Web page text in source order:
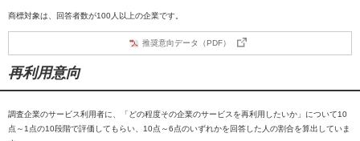
商標対象は、回答者数が100人以上の企業です。
推奨意向データ（PDF）
再利用意向
調査企業のサービス利用者に、「どの程度その企業のサービスを再利用したいか」について10
点～1点の10段階で評価してもらい、10点～6点のいずれかを回答した人の割合を算出していま